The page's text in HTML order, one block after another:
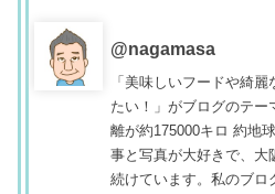
@nagamasa
「美味しいフードや綺
たい！」がブログのテ
離が約175000キロ 約地
事と写真が大好きで、大
続けています。私のブロ